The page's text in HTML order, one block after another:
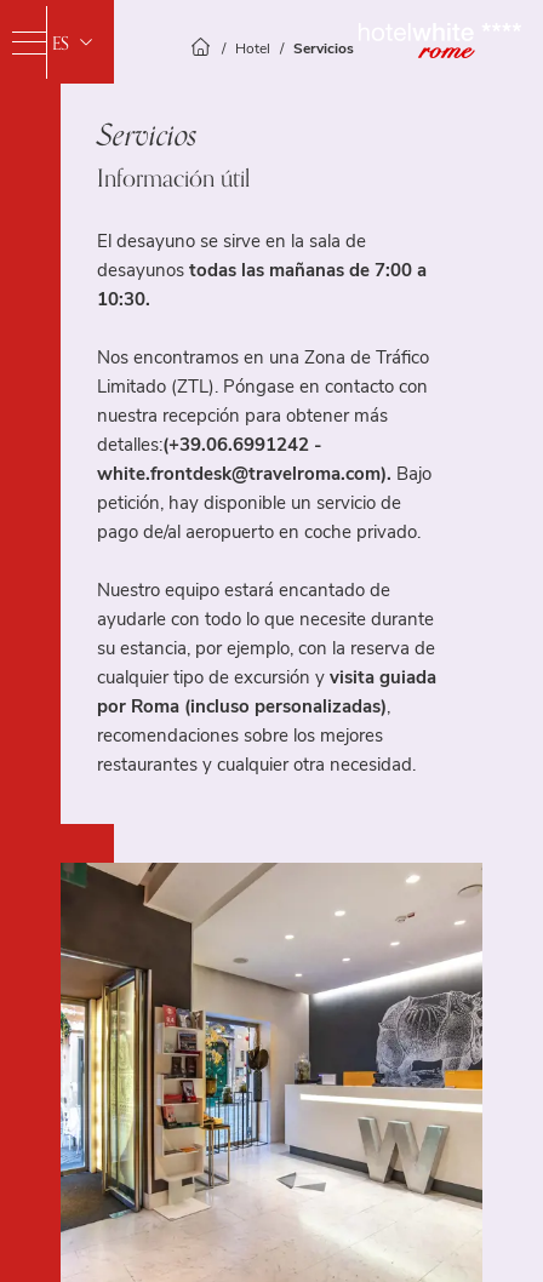
Servicios
Habitación Estándar
Habitación Superior
Junior Suite
Spa & Gimnasio
Travelroma Hotels
Dónde estamos
Galería
Reserva
ES
Hotel Servicios
Servicios
Información útil
El desayuno se sirve en la sala de
desayunos todas las mañanas de 7:00 a
10:30.
Nos encontramos en una Zona de Tráfico
Limitado (ZTL). Póngase en contacto con
nuestra recepción para obtener más
detalles:(+39.06.6991242 -
white.frontdesk@travelroma.com). Bajo
petición, hay disponible un servicio de
pago de/al aeropuerto en coche privado.
Nuestro equipo estará encantado de
ayudarle con todo lo que necesite durante
su estancia, por ejemplo, con la reserva de
cualquier tipo de excursión y visita guiada
por Roma (incluso personalizadas),
recomendaciones sobre los mejores
restaurantes y cualquier otra necesidad.